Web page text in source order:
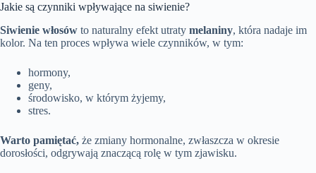
Jakie są czynniki wpływające na siwienie?
Siwienie włosów to naturalny efekt utraty melaniny, która nadaje im
kolor. Na ten proces wpływa wiele czynników, w tym:
hormony,
geny,
środowisko, w którym żyjemy,
stres.
Warto pamiętać, że zmiany hormonalne, zwłaszcza w okresie
dorosłości, odgrywają znaczącą rolę w tym zjawisku.